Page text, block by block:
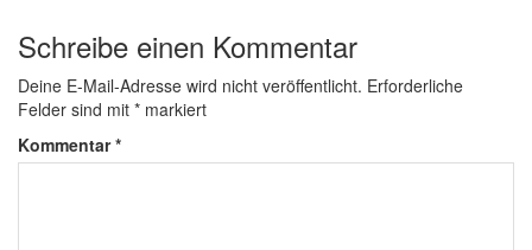
Schreibe einen Kommentar
Deine E-Mail-Adresse wird nicht veröffentlicht. Erforderliche
Felder sind mit * markiert
Kommentar*